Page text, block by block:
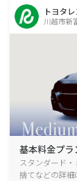
トヨタ
川越市新
基本料金プラ
スタンダード
捨てなどの詳細